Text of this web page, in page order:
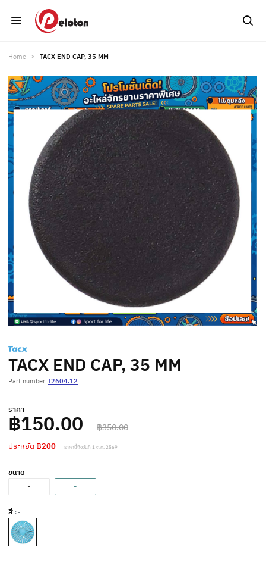
Home TACX END CAP, 35 MM
TACX END CAP, 35 MM
Part number T2604.12
ราคา
฿150.00 ฿350.00
ประหยัด ฿200 ราคานี้ถึงวันที่ 1 ต.ค. 2569
ขนาด
- -
สี : -